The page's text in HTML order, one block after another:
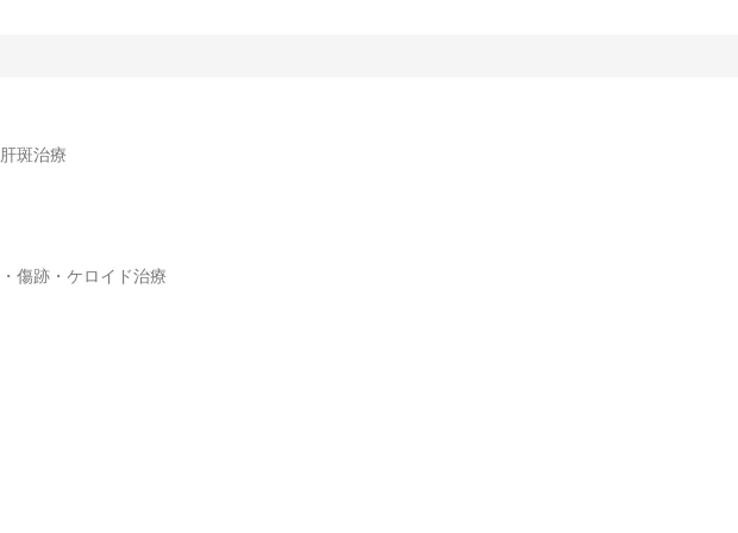
斑治療
傷跡・ケロイド治療